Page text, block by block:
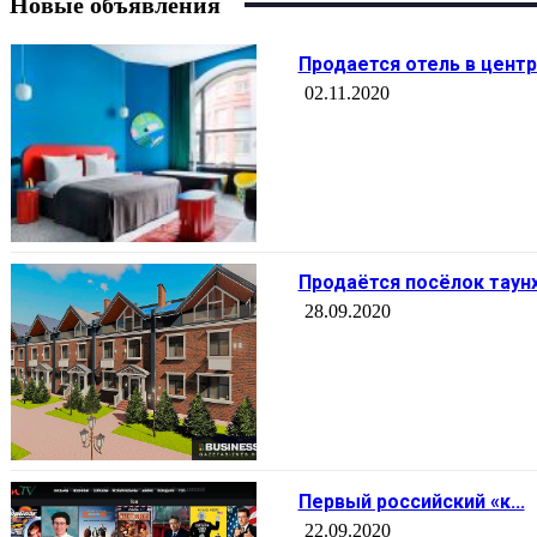
Продается отель в
02.11.2020
Продаётся посёлок
28.09.2020
Первый российский «к...
22.09.2020